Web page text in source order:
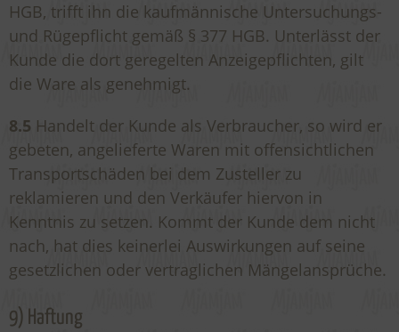
HGB, trifft ihn die kaufmännische Untersuchungs-
und Rügepflicht gemäß § 377 HGB. Unterlässt der
Kunde die dort geregelten Anzeigepflichten, gilt
die Ware als genehmigt.
8.5 Handelt der Kunde als Verbraucher, so wird er
gebeten, angelieferte Waren mit offensichtlichen
Transportschäden bei dem Zusteller zu
reklamieren und den Verkäufer hiervon in
Kenntnis zu setzen. Kommt der Kunde dem nicht
nach, hat dies keinerlei Auswirkungen auf seine
gesetzlichen oder vertraglichen Mängelansprüche.
9) Haftung